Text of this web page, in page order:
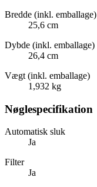
Bredde (inkl. emballage)
25,6 cm
Dybde (inkl. emballage)
26,4 cm
Vægt (inkl. emballage)
1,932 kg
Nøglespecifikation
Automatisk sluk
Ja
Filter
Ja